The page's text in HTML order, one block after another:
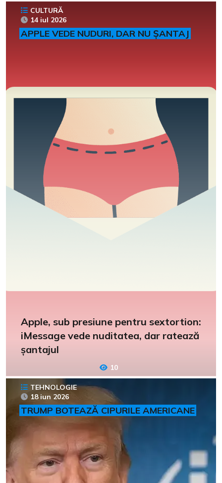
CULTURĂ
14 iul 2026
APPLE VEDE NUDURI, DAR NU ȘANTAJ
Apple, sub presiune pentru sextortion:
iMessage vede nuditatea, dar ratează
șantajul
10
TEHNOLOGIE
18 iun 2026
TRUMP BOTEAZĂ CIPURILE AMERICANE